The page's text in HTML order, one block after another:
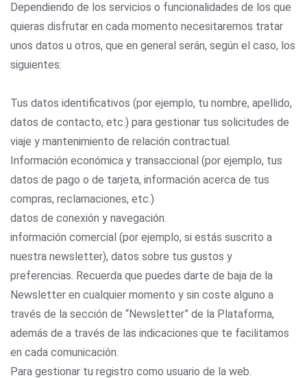
Dependiendo de los servicios o funcionalidades de los que
quieras disfrutar en cada momento necesitaremos tratar
unos datos u otros, que en general serán, según el caso, los
siguientes:
Tus datos identificativos (por ejemplo, tu nombre, apellido,
datos de contacto, etc.) para gestionar tus solicitudes de
viaje y mantenimiento de relación contractual.
Información económica y transaccional (por ejemplo, tus
datos de pago o de tarjeta, información acerca de tus
compras, reclamaciones, etc.)
datos de conexión y navegación.
información comercial (por ejemplo, si estás suscrito a
nuestra newsletter), datos sobre tus gustos y
preferencias. Recuerda que puedes darte de baja de la
Newsletter en cualquier momento y sin coste alguno a
través de la sección de “Newsletter” de la Plataforma,
además de a través de las indicaciones que te facilitamos
en cada comunicación.
Para gestionar tu registro como usuario de la web.